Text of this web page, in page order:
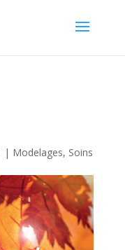
| Modelages, Soins